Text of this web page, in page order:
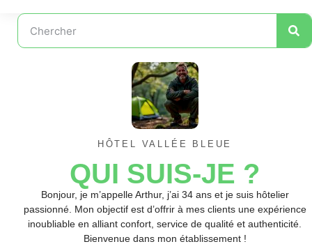
HÔTEL VALLÉE BLEUE
QUI SUIS-JE ?
Bonjour, je m’appelle Arthur, j’ai 34 ans et je suis hôtelier
passionné. Mon objectif est d’offrir à mes clients une expérience
inoubliable en alliant confort, service de qualité et authenticité.
Bienvenue dans mon établissement !